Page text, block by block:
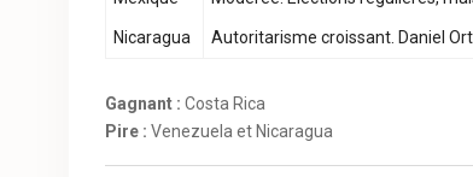
Nicaragua Autoritarisme croissant. Daniel
Gagnant : Costa Rica
Pire : Venezuela et Nicaragua